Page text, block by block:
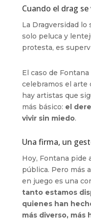
Cuando el drag
La Dragversidad lo
solo peluca y
protesta, es
El caso de
celebramos el arte
hay artistas que
más básico: el
vivir sin miedo.
Una firma, un
Hoy, Fontana pide
pública. Pero más
en juego es una
tanto estamos
quienes han
más diverso, más